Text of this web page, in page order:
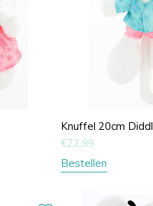
Knuffel 20cm Diddl
€22,99
Bestellen